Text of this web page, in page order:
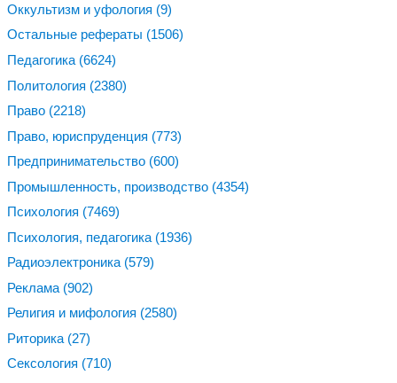
Оккультизм и уфология (9)
Остальные рефераты (1506)
Педагогика (6624)
Политология (2380)
Право (2218)
Право, юриспруденция (773)
Предпринимательство (600)
Промышленность, производство (4354)
Психология (7469)
Психология, педагогика (1936)
Радиоэлектроника (579)
Реклама (902)
Религия и мифология (2580)
Риторика (27)
Сексология (710)